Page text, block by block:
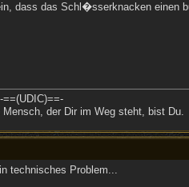
dass das Schl�sserknacken einen
==(UDIC)==-
Mensch, der Dir im Weg steht, bist Du.
technisches Problem...